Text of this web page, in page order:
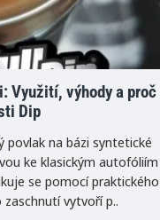
Využití, výhody a proč
Dip
povlak na bázi syntetické
ke klasickým autofóliím
se pomocí praktického
vytvoří p..